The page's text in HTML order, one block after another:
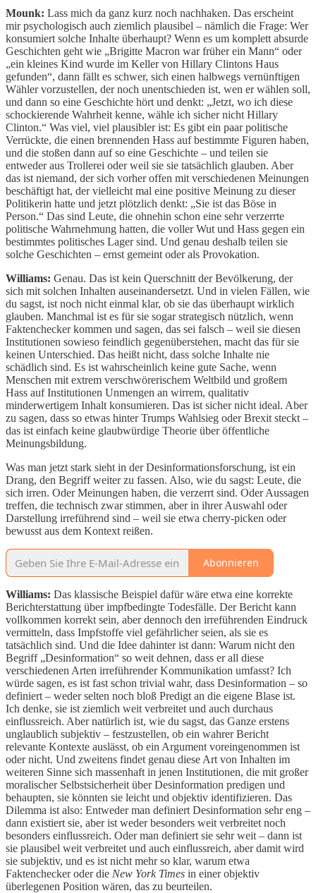
Mounk: Lass mich da ganz kurz noch nachhaken. Das erscheint
mir psychologisch auch ziemlich plausibel – nämlich die Frage: Wer
konsumiert solche Inhalte überhaupt? Wenn es um komplett absurde
Geschichten geht wie „Brigitte Macron war früher ein Mann“ oder
„ein kleines Kind wurde im Keller von Hillary Clintons Haus
gefunden“, dann fällt es schwer, sich einen halbwegs vernünftigen
Wähler vorzustellen, der noch unentschieden ist, wen er wählen soll,
und dann so eine Geschichte hört und denkt: „Jetzt, wo ich diese
schockierende Wahrheit kenne, wähle ich sicher nicht Hillary
Clinton.“ Was viel, viel plausibler ist: Es gibt ein paar politische
Verrückte, die einen brennenden Hass auf bestimmte Figuren haben,
und die stoßen dann auf so eine Geschichte – und teilen sie
entweder aus Trollerei oder weil sie sie tatsächlich glauben. Aber
das ist niemand, der sich vorher offen mit verschiedenen Meinungen
beschäftigt hat, der vielleicht mal eine positive Meinung zu dieser
Politikerin hatte und jetzt plötzlich denkt: „Sie ist das Böse in
Person.“ Das sind Leute, die ohnehin schon eine sehr verzerrte
politische Wahrnehmung hatten, die voller Wut und Hass gegen ein
bestimmtes politisches Lager sind. Und genau deshalb teilen sie
solche Geschichten – ernst gemeint oder als Provokation.
Williams: Genau. Das ist kein Querschnitt der Bevölkerung, der
sich mit solchen Inhalten auseinandersetzt. Und in vielen Fällen, wie
du sagst, ist noch nicht einmal klar, ob sie das überhaupt wirklich
glauben. Manchmal ist es für sie sogar strategisch nützlich, wenn
Faktenchecker kommen und sagen, das sei falsch – weil sie diesen
Institutionen sowieso feindlich gegenüberstehen, macht das für sie
keinen Unterschied. Das heißt nicht, dass solche Inhalte nie
schädlich sind. Es ist wahrscheinlich keine gute Sache, wenn
Menschen mit extrem verschwörerischem Weltbild und großem
Hass auf Institutionen Unmengen an wirrem, qualitativ
minderwertigem Inhalt konsumieren. Das ist sicher nicht ideal. Aber
zu sagen, dass so etwas hinter Trumps Wahlsieg oder Brexit steckt –
das ist einfach keine glaubwürdige Theorie über öffentliche
Meinungsbildung.
Was man jetzt stark sieht in der Desinformationsforschung, ist ein
Drang, den Begriff weiter zu fassen. Also, wie du sagst: Leute, die
sich irren. Oder Meinungen haben, die verzerrt sind. Oder Aussagen
treffen, die technisch zwar stimmen, aber in ihrer Auswahl oder
Darstellung irreführend sind – weil sie etwa cherry-picken oder
bewusst aus dem Kontext reißen.
Abonnieren
Williams: Das klassische Beispiel dafür wäre etwa eine korrekte
Berichterstattung über impfbedingte Todesfälle. Der Bericht kann
vollkommen korrekt sein, aber dennoch den irreführenden Eindruck
vermitteln, dass Impfstoffe viel gefährlicher seien, als sie es
tatsächlich sind. Und die Idee dahinter ist dann: Warum nicht den
Begriff „Desinformation“ so weit dehnen, dass er all diese
verschiedenen Arten irreführender Kommunikation umfasst? Ich
würde sagen, es ist fast schon trivial wahr, dass Desinformation – so
definiert – weder selten noch bloß Predigt an die eigene Blase ist.
Ich denke, sie ist ziemlich weit verbreitet und auch durchaus
einflussreich. Aber natürlich ist, wie du sagst, das Ganze erstens
unglaublich subjektiv – festzustellen, ob ein wahrer Bericht
relevante Kontexte auslässt, ob ein Argument voreingenommen ist
oder nicht. Und zweitens findet genau diese Art von Inhalten im
weiteren Sinne sich massenhaft in jenen Institutionen, die mit großer
moralischer Selbstsicherheit über Desinformation predigen und
behaupten, sie könnten sie leicht und objektiv identifizieren. Das
Dilemma ist also: Entweder man definiert Desinformation sehr eng –
dann existiert sie, aber ist weder besonders weit verbreitet noch
besonders einflussreich. Oder man definiert sie sehr weit – dann ist
sie plausibel weit verbreitet und auch einflussreich, aber damit wird
sie subjektiv, und es ist nicht mehr so klar, warum etwa
Faktenchecker oder die New York Times in einer objektiv
überlegenen Position wären, das zu beurteilen.